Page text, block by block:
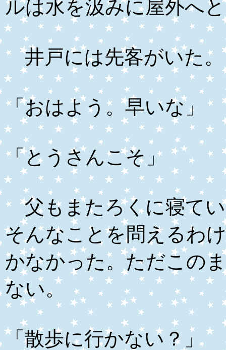
ルは水を汲みに屋外へ
井戸には先客がいた。
「おはよう。早いな」
「とうさんこそ」
父もまたろくに寝てい
そんなことを問えるわ
かなかった。ただこの
ない。
「散歩に行かない？」